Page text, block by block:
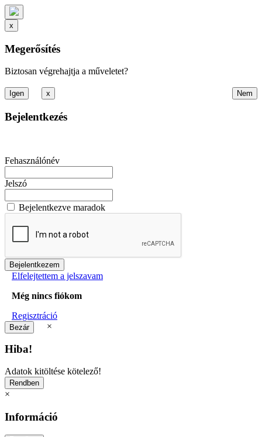
x
Megerősítés
Biztosan végrehajtja a műveletet?
x
Bejelentkezés
Fehasználónév
Jelszó
Bejelentkezve maradok
Elfelejtettem a jelszavam
Még nincs fiókom
Regisztráció
×
Hiba!
Adatok kitöltése kötelező!
×
Információ